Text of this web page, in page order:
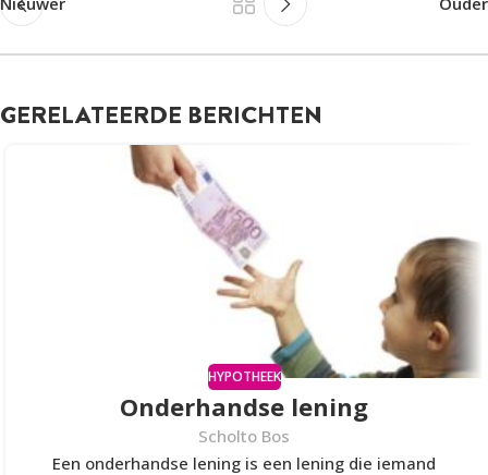
GERELATEERDE BERICHTEN
HYPOTHEEK
Onderhandse lening
Scholto Bos
Een onderhandse lening is een lening die iemand